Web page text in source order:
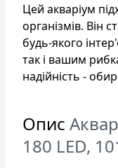
Цей акваріум
організмів. Він
будь-якого
так і вашим
надійність -
Опис
180 LED,